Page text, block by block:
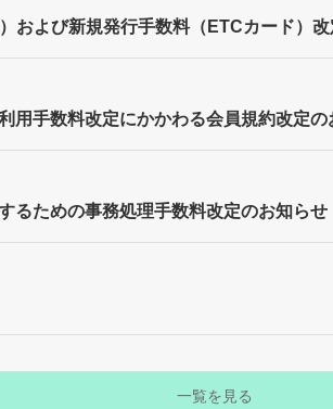
および新規発行手数料（ETCカード）
用手数料改定にかかわる会員規約改定の
るための事務処理手数料改定のお知らせ
一覧を見る